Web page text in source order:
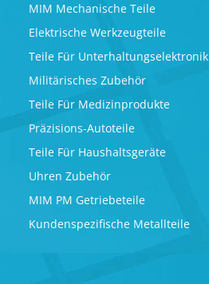
MIM Mechanische Teile
Elektrische Werkzeugteile
Teile Für Unterhaltungselektronik
Militärisches Zubehör
Teile Für Medizinprodukte
Präzisions-Autoteile
Teile Für Haushaltsgeräte
Uhren Zubehör
MIM PM Getriebeteile
Kundenspezifische Metallteile